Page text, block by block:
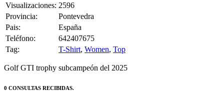
Visualizaciones: 2596
Provincia:
Pontevedra
Pais:
España
Teléfono:
642407675
Tag:
T-Shirt, Women, Top
Golf GTI trophy subcampeón del 2025
0 CONSULTAS RECIBIDAS.